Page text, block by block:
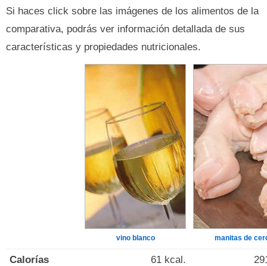
Si haces click sobre las imágenes de los alimentos de la
comparativa, podrás ver información detallada de sus
características y propiedades nutricionales.
vino blanco manitas de
Calorías 61 kcal.